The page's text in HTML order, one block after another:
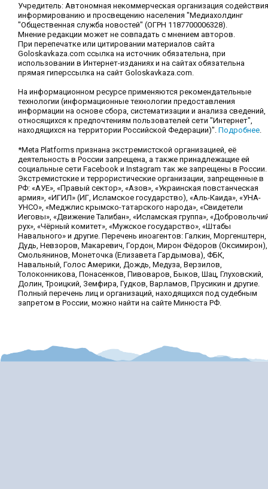
Учредитель: Автономная некоммерческая организация содействия
информированию и просвещению населения "Медиахолдинг
"Общественная служба новостей" (ОГРН 1187700006328).
Мнение редакции может не совпадать с мнением авторов.
При перепечатке или цитировании материалов сайта
Goloskavkaza.com ссылка на источник обязательна, при
использовании в Интернет-изданиях и на сайтах обязательна
прямая гиперссылка на сайт Goloskavkaza.com.
На информационном ресурсе применяются рекомендательные
технологии (информационные технологии предоставления
информации на основе сбора, систематизации и анализа сведений,
относящихся к предпочтениям пользователей сети "Интернет",
находящихся на территории Российской Федерации)". Подробнее
*Meta Platforms признана экстремистской организацией, её
деятельность в России запрещена, а также принадлежащие ей
социальные сети Facebook и Instagram так же запрещены в России.
Экстремистские и террористические организации, запрещенные в
РФ: «АУЕ», «Правый сектор», «Азов», «Украинская повстанческая
армия», «ИГИЛ» (ИГ, Исламское государство), «Аль-Каида», «УНА-
УНСО», «Меджлис крымско-татарского народа», «Свидетели
Иеговы», «Движение Талибан», «Исламская группа»,
рух», «Чёрный комитет», «Мужское государство», «Штабы
Навального» и другие. Перечень иноагентов: Галкин, Моргенштерн,
Дудь, Невзоров, Макаревич, Гордон, Мирон Фёдоров (Оксимирон),
Смольянинов, Монеточка (Елизавета Гардымова), ФБК,
Навальный, Голос Америки, Дождь, Медуза, Верзилов,
Толоконникова, Понасенков, Пивоваров, Быков, Шац, Глуховский,
Долин, Троицкий, Земфира, Гудков, Варламов, Прусикин и другие.
Полный перечень лиц и организаций, находящихся под судебным
запретом в России, можно найти на сайте Минюста РФ.